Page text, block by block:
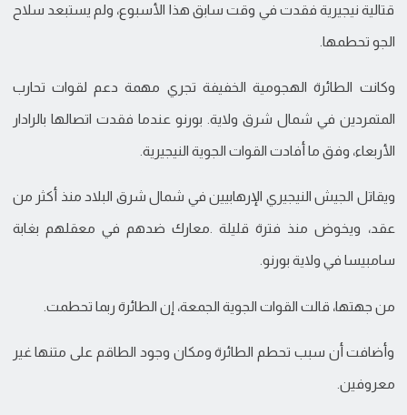
قتالية نيجيرية فقدت في وقت سابق هذا الأسبوع، ولم يستبعد سلاح
الجو تحطمها.
وكانت الطائرة الهجومية الخفيفة تجري مهمة دعم لقوات تحارب
المتمردين في شمال شرق ولاية. بورنو عندما فقدت اتصالها بالرادار
الأربعاء، وفق ما أفادت القوات الجوية النيجيرية.
ويقاتل الجيش النيجيري الإرهابيين في شمال شرق البلاد منذ أكثر من
عقد، ويخوض منذ فترة قليلة .معارك ضدهم في معقلهم بغابة
سامبيسا في ولاية بورنو.
من جهتها، قالت القوات الجوية الجمعة، إن الطائرة ربما تحطمت.
وأضافت أن سبب تحطم الطائرة ومكان وجود الطاقم على متنها غير
معروفين.